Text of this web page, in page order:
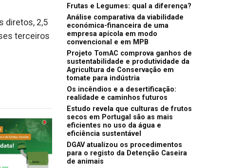
diretos, 2,5
terceiros
Frutas e Legumes: qual a diferença?
Análise comparativa da viabilidade
económica-financeira de uma
empresa apícola em modo
convencional e em MPB
Projeto TomAC comprova ganhos de
sustentabilidade e produtividade da
Agricultura de Conservação em
tomate para indústria
Os incêndios e a desertificação:
realidade e caminhos futuros
Estudo revela que culturas de frutos
secos em Portugal são as mais
eficientes no uso da água e
eficiência sustentável
DGAV atualizou os procedimentos
para o registo da Detenção Caseira
de animais